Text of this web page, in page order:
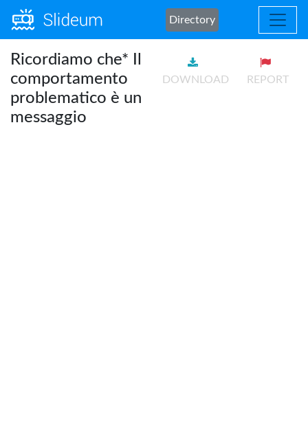
Directory
Ricordiamo che* Il
comportamento
problematico è un
messaggio
DOWNLOAD REPORT